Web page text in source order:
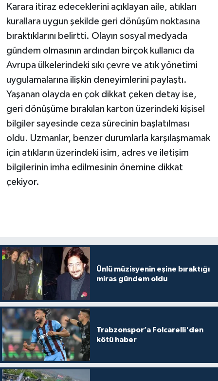
Karara itiraz edeceklerini açıklayan aile, atıkları
kurallara uygun şekilde geri dönüşüm noktasına
bıraktıklarını belirtti. Olayın sosyal medyada
gündem olmasının ardından birçok kullanıcı da
Avrupa ülkelerindeki sıkı çevre ve atık yönetimi
uygulamalarına ilişkin deneyimlerini paylaştı.
Yaşanan olayda en çok dikkat çeken detay ise,
geri dönüşüme bırakılan karton üzerindeki kişisel
bilgiler sayesinde ceza sürecinin başlatılması
oldu. Uzmanlar, benzer durumlarla karşılaşmamak
için atıkların üzerindeki isim, adres ve iletişim
bilgilerinin imha edilmesinin önemine dikkat
çekiyor.
Ünlü müzisyenin eşine bıraktığı
miras gündem oldu
Trabzonspor’a Folcarelli'den
kötü haber